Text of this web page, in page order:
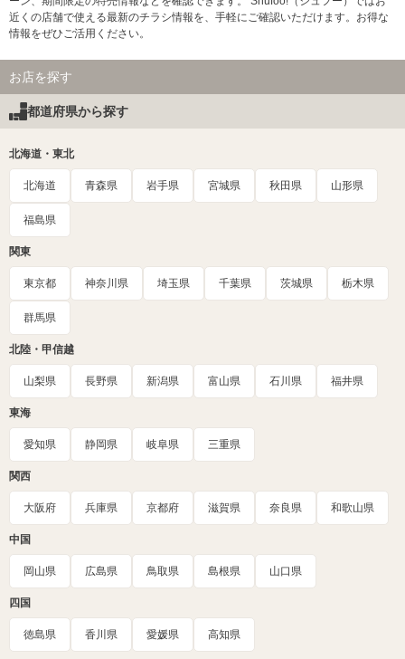
近くの店舗で使える最新のチラシ情報を、手軽にご確認いただけます。お得な
情報をぜひご活用ください。
お店を探す
都道府県から探す
北海道・東北
北海道 青森県 岩手県 宮城県 秋田県 山形県
福島県
関東
東京都 神奈川県 埼玉県 千葉県 茨城県 栃木県
群馬県
北陸・甲信越
山梨県 長野県 新潟県 富山県 石川県 福井県
東海
愛知県 静岡県 岐阜県 三重県
関西
大阪府 兵庫県 京都府 滋賀県 奈良県 和歌山県
中国
岡山県 広島県 鳥取県 島根県 山口県
四国
徳島県 香川県 愛媛県 高知県